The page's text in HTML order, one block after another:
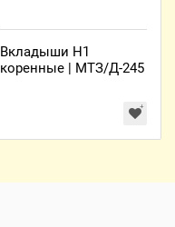
Вкладыши Н1
коренные | МТЗ/Д-245